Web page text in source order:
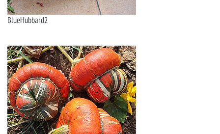
BlueHubbard2